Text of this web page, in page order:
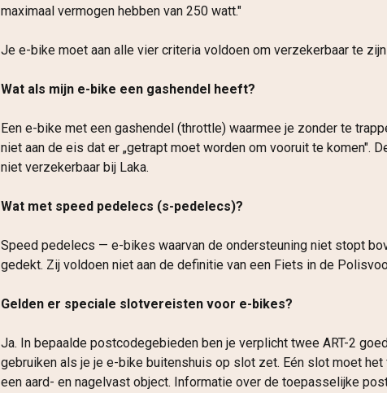
maximaal vermogen hebben van 250 watt."
Je e-bike moet aan alle vier criteria voldoen om verzekerbaar te zijn
Wat als mijn e-bike een gashendel heeft?
Een e-bike met een gashendel (throttle) waarmee je zonder te
niet aan de eis dat er „getrapt moet worden om vooruit te komen".
niet verzekerbaar bij Laka.
Wat met speed pedelecs (s-pedelecs)?
Speed pedelecs — e-bikes waarvan de ondersteuning niet stopt
gedekt. Zij voldoen niet aan de definitie van een Fiets in de
Gelden er speciale slotvereisten voor e-bikes?
Ja. In bepaalde postcodegebieden ben je verplicht twee ART-2
gebruiken als je je e-bike buitenshuis op slot zet. Eén slot moet
een aard- en nagelvast object. Informatie over de toepasselijke